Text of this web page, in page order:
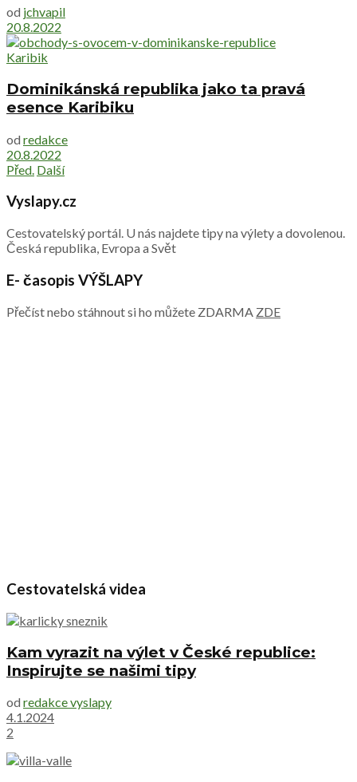
od jchvapil
20.8.2022
Karibik
Dominikánská republika jako ta pravá
esence Karibiku
od redakce
20.8.2022
Před. Další
Vyslapy.cz
Cestovatelský portál. U nás najdete tipy na výlety a dovolenou.
Česká republika, Evropa a Svět
E- časopis VÝŠLAPY
Přečíst nebo stáhnout si ho můžete ZDARMA ZDE
Cestovatelská videa
Kam vyrazit na výlet v České republice:
Inspirujte se našimi tipy
od redakce vyslapy
4.1.2024
2